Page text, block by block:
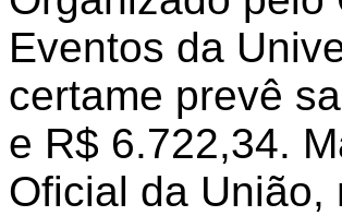
Eventos da
certame prevê
e R$ 6.722,34.
Oficial da União,